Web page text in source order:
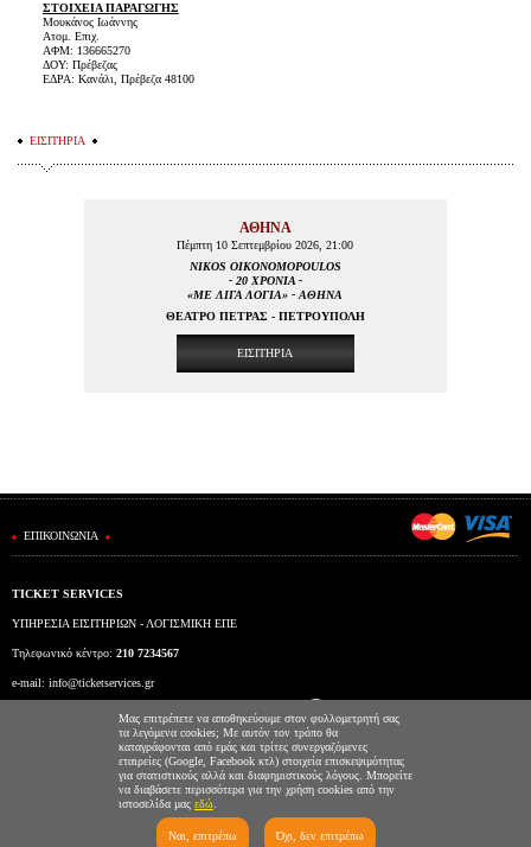
ΣΤΟΙΧΕΙΑ ΠΑΡΑΓΩΓΗΣ
Μουκάνος Ιωάννης
Ατομ. Επιχ.
ΑΦΜ: 136665270
ΔΟΥ: Πρέβεζας
ΕΔΡΑ: Κανάλι, Πρέβεζα 48100
ΕΙΣΙΤΗΡΙΑ
ΑΘΗΝΑ
Πέμπτη 10 Σεπτεμβρίου 2026, 21:00
NIKOS OIKONOMOPOULOS
- 20 ΧΡΟΝΙΑ -
«ΜΕ ΛΙΓΑ ΛΟΓΙΑ» - ΑΘΗΝΑ
ΘΕΑΤΡΟ ΠΕΤΡΑΣ - ΠΕΤΡΟΥΠΟΛΗ
ΕΙΣΙΤΗΡΙΑ
ΕΠΙΚΟΙΝΩΝΙΑ
TICKET SERVICES
ΥΠΗΡΕΣΙΑ ΕΙΣΙΤΗΡΙΩΝ - ΛΟΓΙΣΜΙΚΗ ΕΠΕ
Τηλεφωνικό κέντρο: 210 7234567
e-mail: info@ticketservices.gr
Εκδοτήριο: Πανεπιστημίου 39 (Στοά Πεσμαζόγλου), Αθήνα
Ώρες λειτουργίας εκδοτηρίου: Δευ-Παρ: 9πμ-5μμ
Μας επιτρέπετε να αποθηκεύουμε στον φυλλομετρητή σας
τα λεγόμενα cookies; Με αυτόν τον τρόπο θα
καταγράφονται από εμάς και τρίτες συνεργαζόμενες
εταιρείες (Google, Facebook κτλ) στοιχεία επισκεψιμότητας
για στατιστικούς αλλά και διαφημιστικούς λόγους. Μπορείτε
να διαβάσετε περισσότερα για την χρήση cookies από την
ιστοσελίδα μας εδώ
Ναι, επιτρέπω Όχι, δεν επιτρέπω